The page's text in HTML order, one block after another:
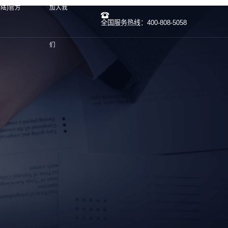
)官方 加入我
们
全国服务热线：400-808-5058